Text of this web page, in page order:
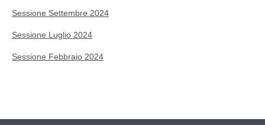
Sessione Settembre 2024
Sessione Luglio 2024
Sessione Febbraio 2024